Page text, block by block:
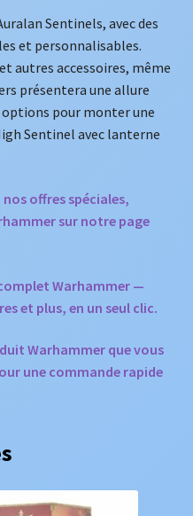
Sentinels, avec des
et personnalisables.
autres accessoires, même
présentera une allure
options pour monter une
Sentinel avec lanterne
offres spéciales,
sur notre page
Warhammer —
et plus, en un seul clic.
Warhammer que vous
une commande rapide